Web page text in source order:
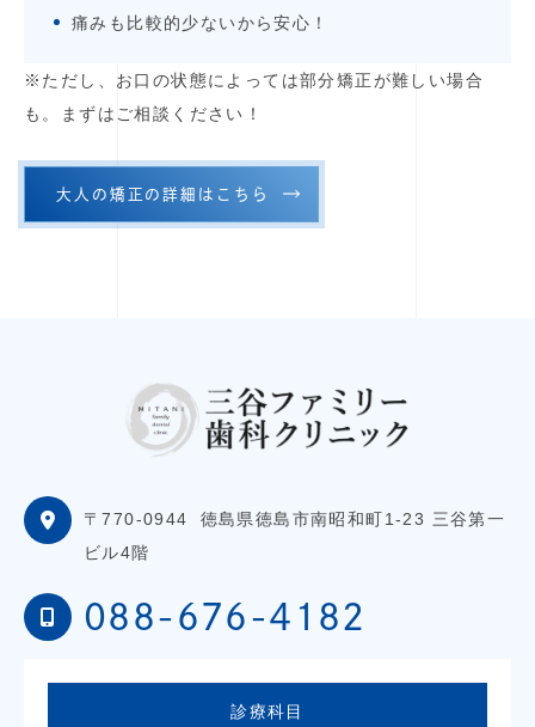
痛みも比較的少ないから安心！
※ただし、お口の状態によっては部分矯正が難しい場合
も。まずはご相談ください！
大人の矯正の詳細はこちら
〒770-0944
徳島県徳島市南昭和町1-23 三谷第一
ビル4階
088-676-4182
診療科目